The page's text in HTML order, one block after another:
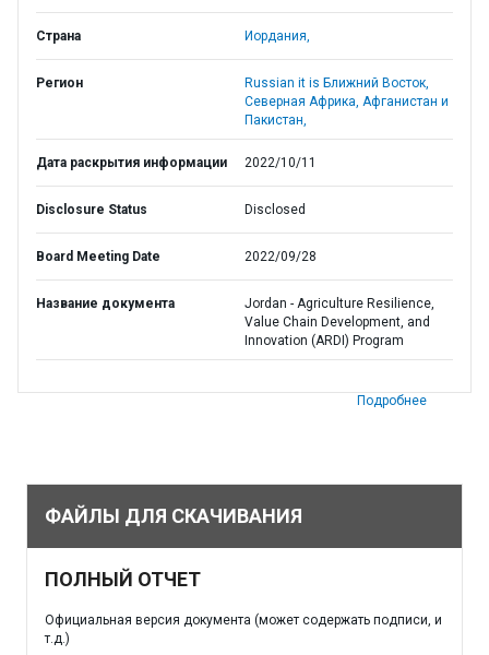
Страна Иордания,
Регион
Russian it is Ближний Восток,
Северная Африка, Афганистан и
Пакистан,
Дата раскрытия информации 2022/10/11
Disclosure Status Disclosed
Board Meeting Date 2022/09/28
Название документа
Jordan - Agriculture Resilience,
Value Chain Development, and
Innovation (ARDI) Program
Подробнее
ФАЙЛЫ ДЛЯ СКАЧИВАНИЯ
ПОЛНЫЙ ОТЧЕТ
Официальная версия документа (может содержать подписи, и
т.д.)